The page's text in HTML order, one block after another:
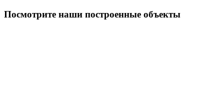
Посмотрите наши построенные объекты